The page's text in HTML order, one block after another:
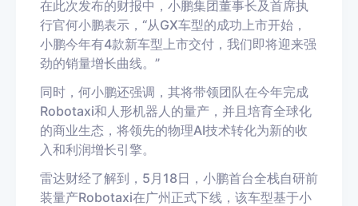
在此次发布的财报中，小鹏集团董事长及首席执
行官何小鹏表示，“从GX车型的成功上市开始，
小鹏今年有4款新车型上市交付，我们即将迎来强
劲的销量增长曲线。”
同时，何小鹏还强调，其将带领团队在今年完成
Robotaxi和人形机器人的量产，并且培育全球化
的商业生态，将领先的物理AI技术转化为新的收
入和利润增长引擎。
雷达财经了解到，5月18日，小鹏首台全栈自研前
装量产Robotaxi在广州正式下线，该车型基于小